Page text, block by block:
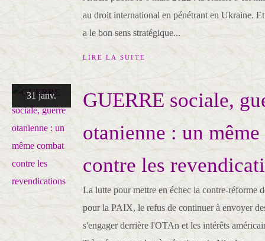
au droit international en pénétrant en Ukraine.
a le bon sens stratégique...
LIRE LA SUITE
31 janv.
GUERRE sociale,
otanienne : un
contre les
La lutte pour mettre en échec la contre-réforme
pour la PAIX, le refus de continuer à envoyer
s'engager derrière l'OTAn et les intérêts